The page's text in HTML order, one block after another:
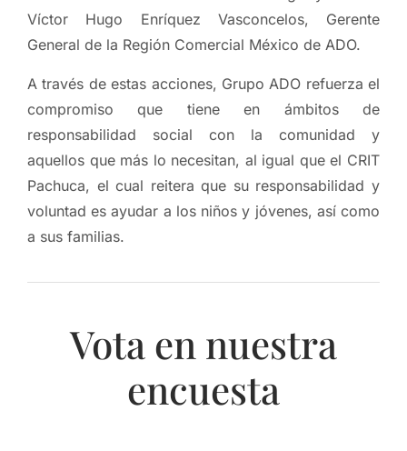
Víctor Hugo Enríquez Vasconcelos, Gerente
General de la Región Comercial México de ADO.
A través de estas acciones, Grupo ADO refuerza el
compromiso que tiene en ámbitos de
responsabilidad social con la comunidad y
aquellos que más lo necesitan, al igual que el CRIT
Pachuca, el cual reitera que su responsabilidad y
voluntad es ayudar a los niños y jóvenes, así como
a sus familias.
Vota en nuestra
encuesta